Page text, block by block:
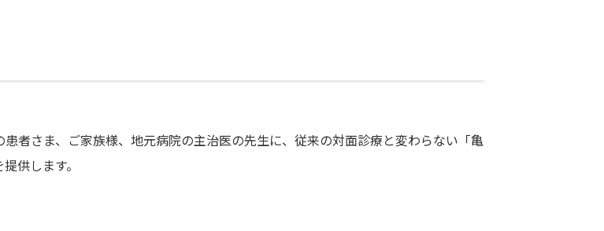
者さま、ご家族様、地元病院の主治医の先生に、従来の対面診療と変わらない「亀
供します。